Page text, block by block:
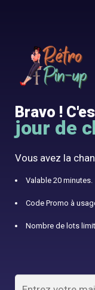
10%
Accueil / Lunette De
Bravo !
jour de
Vous avez la
Valable 20 minutes.
Code Promo à
Nombre de lots